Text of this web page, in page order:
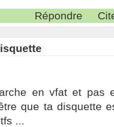
Répondre
en vfat et pas
que ta disquette
...